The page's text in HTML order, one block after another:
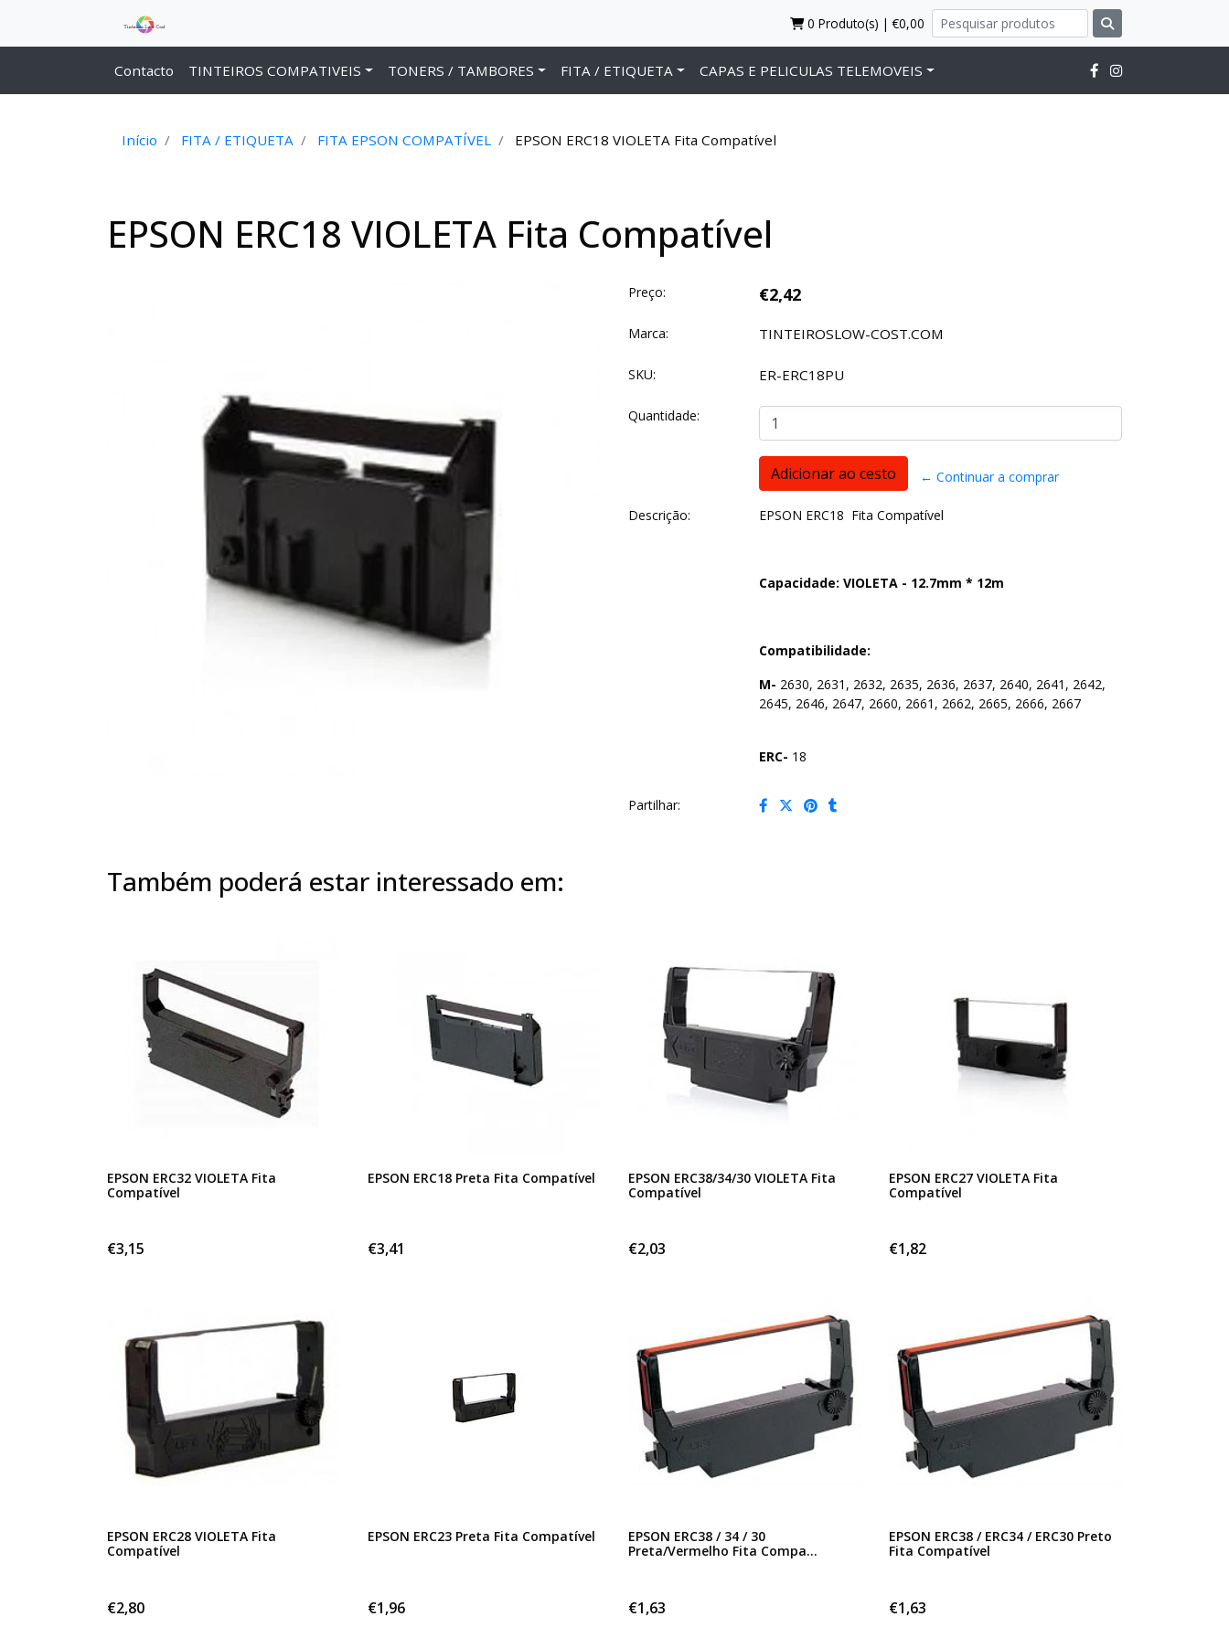
0 Produto(s) | €0,00
Contacto TINTEIROS COMPATIVEIS TONERS / TAMBORES FITA / ETIQUETA CAPAS E PELICULAS TELEMOVEIS
Início FITA / ETIQUETA FITA EPSON COMPATÍVEL EPSON ERC18 VIOLETA Fita Compatível
EPSON ERC18 VIOLETA Fita Compatível
Preço: €2,42
Marca: TINTEIROSLOW-COST.COM
SKU: ER-ERC18PU
Quantidade:
← Continuar a comprar
Descrição: EPSON ERC18 Fita Compatível
Capacidade: VIOLETA - 12.7mm * 12m
Compatibilidade:
M- 2630, 2631, 2632, 2635, 2636, 2637, 2640, 2641, 2642,
2645, 2646, 2647, 2660, 2661, 2662, 2665, 2666, 2667
ERC- 18
Partilhar:
Também poderá estar interessado em:
EPSON ERC32 VIOLETA Fita
Compatível
€3,15
EPSON ERC18 Preta Fita Compatível
€3,41
EPSON ERC38/34/30 VIOLETA Fita
Compatível
€2,03
EPSON ERC27 VIOLETA Fita
Compatível
€1,82
EPSON ERC28 VIOLETA Fita
Compatível
€2,80
EPSON ERC23 Preta Fita Compatível
€1,96
EPSON ERC38 / 34 / 30
Preta/Vermelho Fita Compa...
€1,63
EPSON ERC38 / ERC34 / ERC30 Preto
Fita Compatível
€1,63